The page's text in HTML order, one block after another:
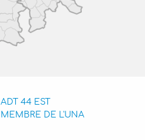
ADT 44 EST
MEMBRE DE L'UNA